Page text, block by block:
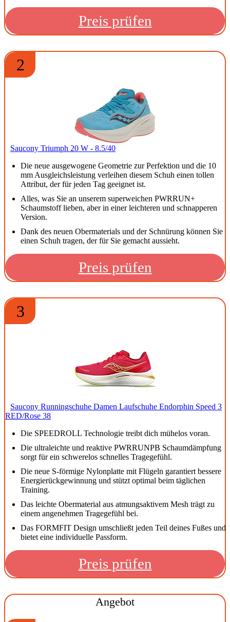
Preis prüfen
2
Saucony Triumph 20 W - 8.5/40
Die neue ausgewogene Geometrie zur Perfektion und die 10
mm Ausgleichsleistung verleihen diesem Schuh einen tollen
Attribut, der für jeden Tag geeignet ist.
Alles, was Sie an unserem superweichen PWRRUN+
Schaumstoff lieben, aber in einer leichteren und schnapperen
Version.
Dank des neuen Obermaterials und der Schnürung können Sie
einen Schuh tragen, der für Sie gemacht aussieht.
Preis prüfen
3
Saucony Runningschuhe Damen Laufschuhe Endorphin Speed 3
RED/Rose 38
Die SPEEDROLL Technologie treibt dich mühelos voran.
Die ultraleichte und reaktive PWRRUNPB Schaumdämpfung
sorgt für ein schwerelos schnelles Tragegefühl.
Die neue S-förmige Nylonplatte mit Flügeln garantiert bessere
Energierückgewinnung und stützt optimal beim täglichen
Training.
Das leichte Obermaterial aus atmungsaktivem Mesh trägt zu
einem angenehmen Tragegefühl bei.
Das FORMFIT Design umschließt jeden Teil deines Fußes und
bietet eine individuelle Passform.
Preis prüfen
Angebot